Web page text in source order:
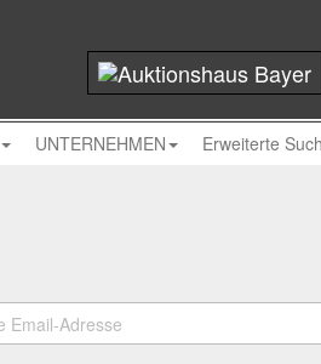
UNTERNEHMEN Erweiterte